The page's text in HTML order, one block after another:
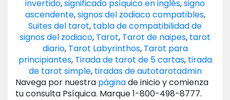
invertido,significado psíquico en inglés,signo
ascendente,signos del zodiaco compatibles,
Suites del tarot, tabla de compatibilidad de
signos del zodiaco, Tarot, Tarot de naipes, tarot
diario, Tarot Labyrinthos, Tarot para
principiantes, Tirada de tarot de 5 cartas, tirada
de tarot simple, tiradas de autotarotadmin
Navega por nuestra páginade inicio y comienza
tu consulta Psíquica. Marque 1-800-498-8777.